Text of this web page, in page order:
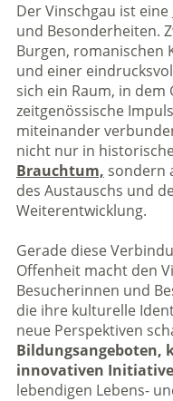
Der Vinschgau ist eine
und Besonderheiten.
Burgen, romanischen
und einer
sich ein Raum, in
zeitgenössische
miteinander
nicht nur in
Brauchtum, sondern
des Austauschs und
Weiterentwicklung.
Gerade diese
Offenheit macht den
Besucherinnen und
die ihre kulturelle
neue Perspektiven
Bildungsangeboten,
innovativen
lebendigen Lebens-